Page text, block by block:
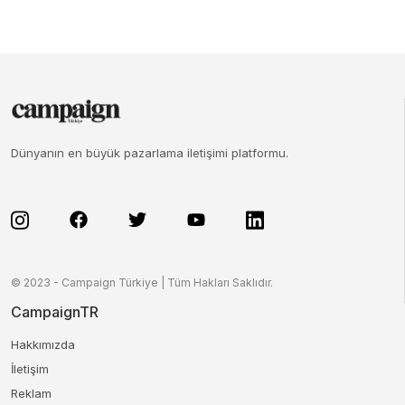
Dünyanın en büyük pazarlama iletişimi platformu.
© 2023 - Campaign Türkiye | Tüm Hakları Saklıdır.
CampaignTR
Hakkımızda
İletişim
Reklam